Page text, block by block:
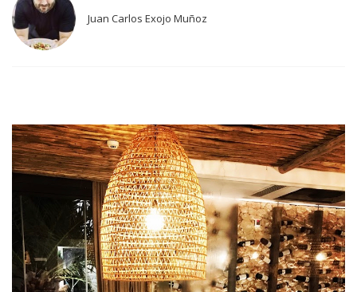
Juan Carlos Exojo Muñoz